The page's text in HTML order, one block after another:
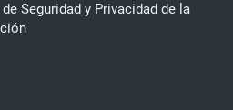
Seguridad y Privacidad de la